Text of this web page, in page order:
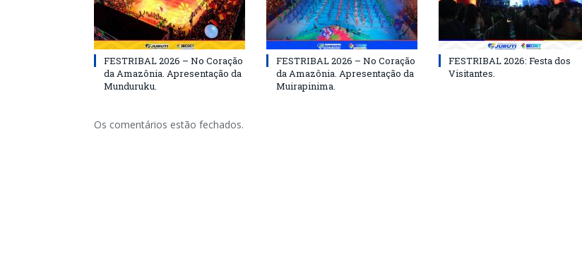
FESTRIBAL 2026 – No Coração
da Amazônia. Apresentação da
Munduruku.
FESTRIBAL 2026 – No Coração
da Amazônia. Apresentação da
Muirapinima.
FESTRIBAL 2026: Festa dos
Visitantes.
Os comentários estão fechados.